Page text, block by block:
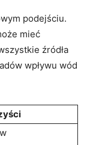
podejściu.
mieć
źródła​
wpływu wód